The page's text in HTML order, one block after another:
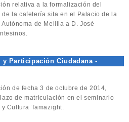
relativa a la formalización del
la cafetería sita en el Palacio de la
de Melilla a D. José
Participación Ciudadana -
de fecha 3 de octubre de 2014,
de matriculación en el seminario
Cultura Tamazight.